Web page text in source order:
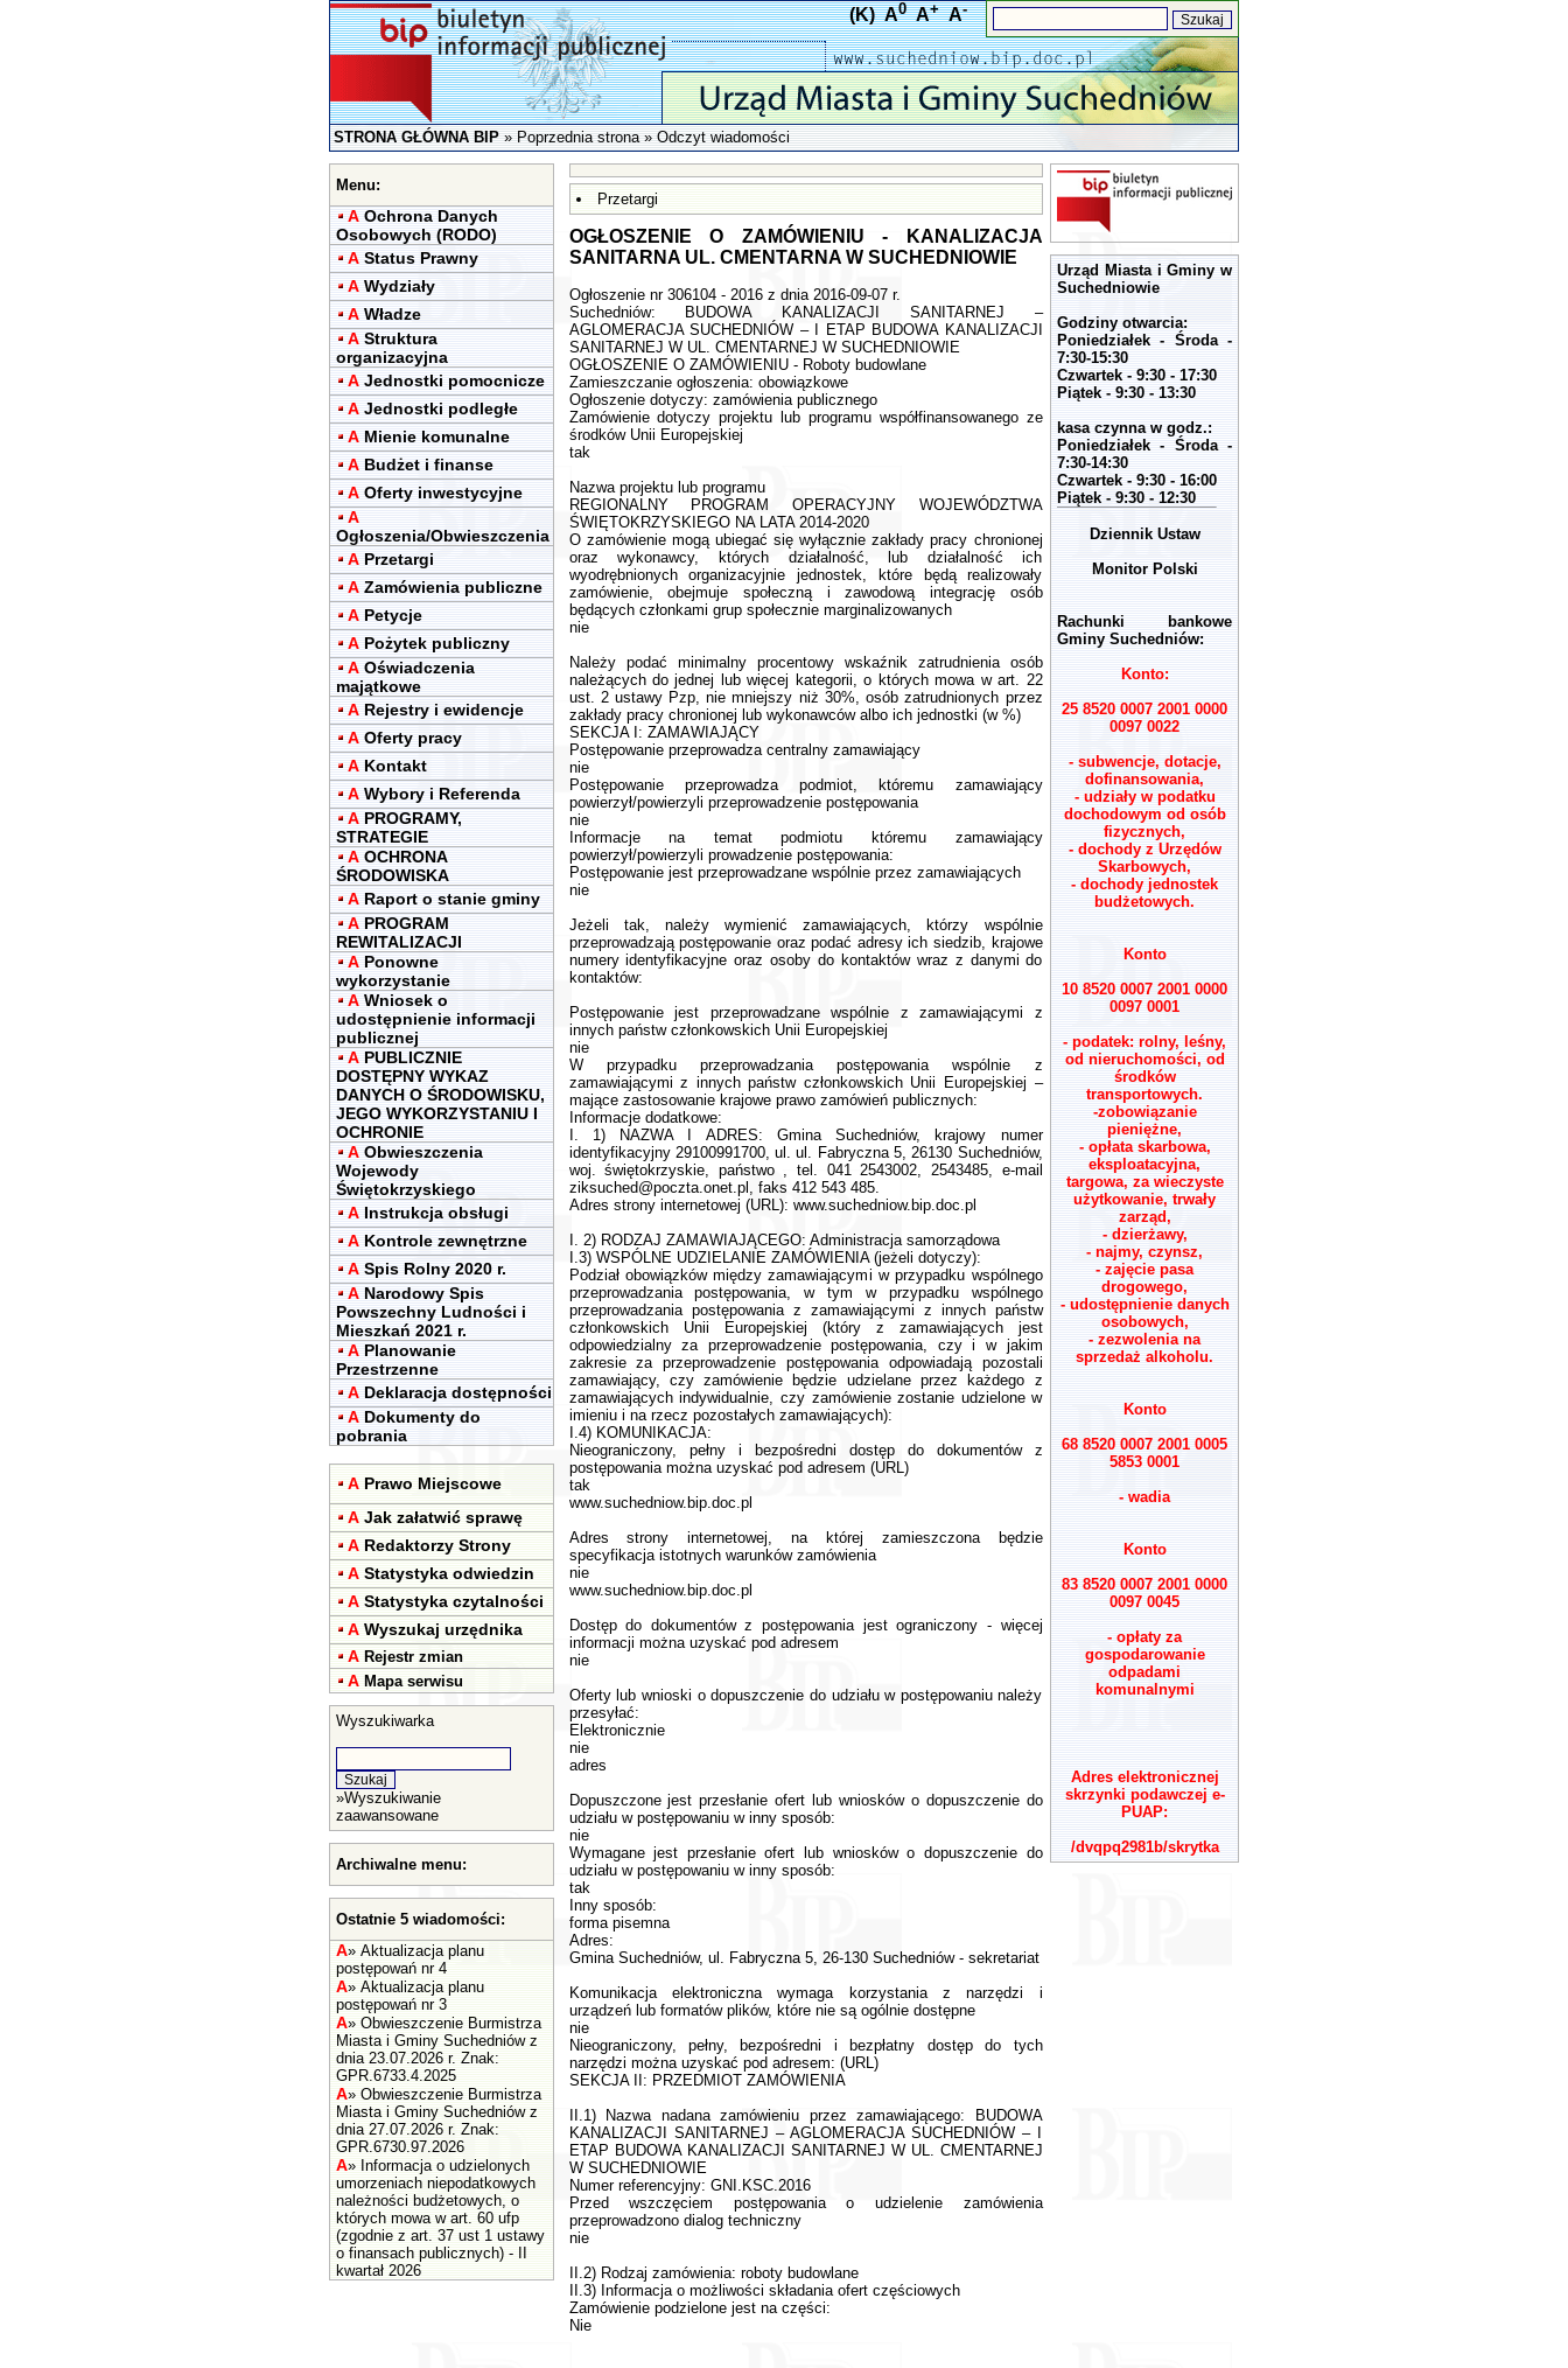
(K) A0 A+ A-
STRONA GŁÓWNA BIP»Poprzednia strona» Odczyt wiadomości
Menu:
A Ochrona Danych
Osobowych (RODO)
A Status Prawny
A Wydziały
A Władze
A Struktura
organizacyjna
A Jednostki pomocnicze
A Jednostki podległe
A Mienie komunalne
A Budżet i finanse
A Oferty inwestycyjne
A
Ogłoszenia/Obwieszczenia
A Przetargi
A Zamówienia publiczne
A Petycje
A Pożytek publiczny
A Oświadczenia
majątkowe
A Rejestry i ewidencje
A Oferty pracy
A Kontakt
A Wybory i Referenda
A PROGRAMY,
STRATEGIE
A OCHRONA
ŚRODOWISKA
A Raport o stanie gminy
A PROGRAM
REWITALIZACJI
A Ponowne
wykorzystanie
A Wniosek o
udostępnienie informacji
publicznej
A PUBLICZNIE
DOSTĘPNY WYKAZ
DANYCH O ŚRODOWISKU,
JEGO WYKORZYSTANIU I
OCHRONIE
A Obwieszczenia
Wojewody
Świętokrzyskiego
A Instrukcja obsługi
A Kontrole zewnętrzne
A Spis Rolny 2020 r.
A Narodowy Spis
Powszechny Ludności i
Mieszkań 2021 r.
A Planowanie
Przestrzenne
A Deklaracja dostępności
A Dokumenty do
pobrania
A Prawo Miejscowe
A Jak załatwić sprawę
A Redaktorzy Strony
A Statystyka odwiedzin
A Statystyka czytalności
A Wyszukaj urzędnika
A Rejestr zmian
A Mapa serwisu
Wyszukiwarka
»Wyszukiwanie
zaawansowane
Archiwalne menu:
Ostatnie 5 wiadomości:
A» Aktualizacja planu
postępowań nr 4
A» Aktualizacja planu
postępowań nr 3
A» Obwieszczenie Burmistrza
Miasta i Gminy Suchedniów z
dnia 23.07.2026 r. Znak:
GPR.6733.4.2025
A» Obwieszczenie Burmistrza
Miasta i Gminy Suchedniów z
dnia 27.07.2026 r. Znak:
GPR.6730.97.2026
A» Informacja o udzielonych
umorzeniach niepodatkowych
należności budżetowych, o
których mowa w art. 60 ufp
(zgodnie z art. 37 ust 1 ustawy
o finansach publicznych) - II
kwartał 2026
Przetargi
OGŁOSZENIE O ZAMÓWIENIU - KANALIZACJA
SANITARNA UL. CMENTARNA W SUCHEDNIOWIE
Ogłoszenie nr 306104 - 2016 z dnia 2016-09-07 r.
Suchedniów: BUDOWA KANALIZACJI SANITARNEJ –
AGLOMERACJA SUCHEDNIÓW – I ETAP BUDOWA KANALIZACJI
SANITARNEJ W UL. CMENTARNEJ W SUCHEDNIOWIE
OGŁOSZENIE O ZAMÓWIENIU - Roboty budowlane
Zamieszczanie ogłoszenia: obowiązkowe
Ogłoszenie dotyczy: zamówienia publicznego
Zamówienie dotyczy projektu lub programu współfinansowanego ze
środków Unii Europejskiej
tak
Nazwa projektu lub programu
REGIONALNY PROGRAM OPERACYJNY WOJEWÓDZTWA
ŚWIĘTOKRZYSKIEGO NA LATA 2014-2020
O zamówienie mogą ubiegać się wyłącznie zakłady pracy chronionej
oraz wykonawcy, których działalność, lub działalność ich
wyodrębnionych organizacyjnie jednostek, które będą realizowały
zamówienie, obejmuje społeczną i zawodową integrację osób
będących członkami grup społecznie marginalizowanych
nie
Należy podać minimalny procentowy wskaźnik zatrudnienia osób
należących do jednej lub więcej kategorii, o których mowa w art. 22
ust. 2 ustawy Pzp, nie mniejszy niż 30%, osób zatrudnionych przez
zakłady pracy chronionej lub wykonawców albo ich jednostki (w %)
SEKCJA I: ZAMAWIAJĄCY
Postępowanie przeprowadza centralny zamawiający
nie
Postępowanie przeprowadza podmiot, któremu zamawiający
powierzył/powierzyli przeprowadzenie postępowania
nie
Informacje na temat podmiotu któremu zamawiający
powierzył/powierzyli prowadzenie postępowania:
Postępowanie jest przeprowadzane wspólnie przez zamawiających
nie
Jeżeli tak, należy wymienić zamawiających, którzy wspólnie
przeprowadzają postępowanie oraz podać adresy ich siedzib, krajowe
numery identyfikacyjne oraz osoby do kontaktów wraz z danymi do
kontaktów:
Postępowanie jest przeprowadzane wspólnie z zamawiającymi z
innych państw członkowskich Unii Europejskiej
nie
W przypadku przeprowadzania postępowania wspólnie z
zamawiającymi z innych państw członkowskich Unii Europejskiej –
mające zastosowanie krajowe prawo zamówień publicznych:
Informacje dodatkowe:
I. 1) NAZWA I ADRES: Gmina Suchedniów, krajowy numer
identyfikacyjny 29100991700, ul. ul. Fabryczna 5, 26130 Suchedniów,
woj. świętokrzyskie, państwo , tel. 041 2543002, 2543485, e-mail
ziksuched@poczta.onet.pl , faks 412 543 485.
Adres strony internetowej (URL): www.suchedniow.bip.doc.pl
I. 2) RODZAJ ZAMAWIAJĄCEGO: Administracja samorządowa
I.3) WSPÓLNE UDZIELANIE ZAMÓWIENIA (jeżeli dotyczy):
Podział obowiązków między zamawiającymi w przypadku wspólnego
przeprowadzania postępowania, w tym w przypadku wspólnego
przeprowadzania postępowania z zamawiającymi z innych państw
członkowskich Unii Europejskiej (który z zamawiających jest
odpowiedzialny za przeprowadzenie postępowania, czy i w jakim
zakresie za przeprowadzenie postępowania odpowiadają pozostali
zamawiający, czy zamówienie będzie udzielane przez każdego z
zamawiających indywidualnie, czy zamówienie zostanie udzielone w
imieniu i na rzecz pozostałych zamawiających):
I.4) KOMUNIKACJA:
Nieograniczony, pełny i bezpośredni dostęp do dokumentów z
postępowania można uzyskać pod adresem (URL)
tak
www.suchedniow.bip.doc.pl
Adres strony internetowej, na której zamieszczona będzie
specyfikacja istotnych warunków zamówienia
nie
www.suchedniow.bip.doc.pl
Dostęp do dokumentów z postępowania jest ograniczony - więcej
informacji można uzyskać pod adresem
nie
Oferty lub wnioski o dopuszczenie do udziału w postępowaniu należy
przesyłać:
Elektronicznie
nie
adres
Dopuszczone jest przesłanie ofert lub wniosków o dopuszczenie do
udziału w postępowaniu w inny sposób:
nie
Wymagane jest przesłanie ofert lub wniosków o dopuszczenie do
udziału w postępowaniu w inny sposób:
tak
Inny sposób:
forma pisemna
Adres:
Gmina Suchedniów, ul. Fabryczna 5, 26-130 Suchedniów - sekretariat
Komunikacja elektroniczna wymaga korzystania z narzędzi i
urządzeń lub formatów plików, które nie są ogólnie dostępne
nie
Nieograniczony, pełny, bezpośredni i bezpłatny dostęp do tych
narzędzi można uzyskać pod adresem: (URL)
SEKCJA II: PRZEDMIOT ZAMÓWIENIA
II.1) Nazwa nadana zamówieniu przez zamawiającego: BUDOWA
KANALIZACJI SANITARNEJ – AGLOMERACJA SUCHEDNIÓW – I
ETAP BUDOWA KANALIZACJI SANITARNEJ W UL. CMENTARNEJ
W SUCHEDNIOWIE
Numer referencyjny: GNI.KSC.2016
Przed wszczęciem postępowania o udzielenie zamówienia
przeprowadzono dialog techniczny
nie
II.2) Rodzaj zamówienia: roboty budowlane
II.3) Informacja o możliwości składania ofert częściowych
Zamówienie podzielone jest na części:
Nie
Urząd Miasta i Gminy w
Suchedniowie
Godziny otwarcia:
Poniedziałek - Środa -
7:30-15:30
Czwartek - 9:30 - 17:30
Piątek - 9:30 - 13:30
kasa czynna w godz.:
Poniedziałek - Środa -
7:30-14:30
Czwartek - 9:30 - 16:00
Piątek - 9:30 - 12:30
Dziennik Ustaw
Monitor Polski
Rachunki bankowe
Gminy Suchedniów:
Konto:
25 8520 0007 2001 0000
0097 0022
- subwencje, dotacje,
dofinansowania,
- udziały w podatku
dochodowym od osób
fizycznych,
- dochody z Urzędów
Skarbowych,
- dochody jednostek
budżetowych.
Konto
10 8520 0007 2001 0000
0097 0001
- podatek: rolny, leśny,
od nieruchomości, od
środków
transportowych.
-zobowiązanie
pieniężne,
- opłata skarbowa,
eksploatacyjna,
targowa, za wieczyste
użytkowanie, trwały
zarząd,
- dzierżawy,
- najmy, czynsz,
- zajęcie pasa
drogowego,
- udostępnienie danych
osobowych,
- zezwolenia na
sprzedaż alkoholu.
Konto
68 8520 0007 2001 0005
5853 0001
- wadia
Konto
83 8520 0007 2001 0000
0097 0045
- opłaty za
gospodarowanie
odpadami
komunalnymi
Adres elektronicznej
skrzynki podawczej e-
PUAP:
/dvqpq2981b/skrytka